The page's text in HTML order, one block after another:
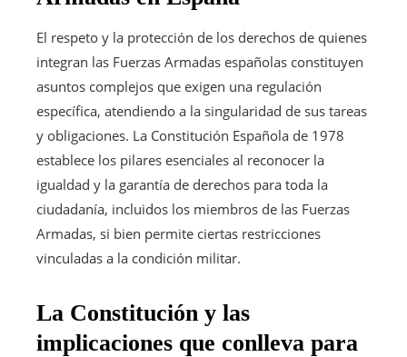
El respeto y la protección de los derechos de quienes
integran las Fuerzas Armadas españolas constituyen
asuntos complejos que exigen una regulación
específica, atendiendo a la singularidad de sus tareas
y obligaciones. La Constitución Española de 1978
establece los pilares esenciales al reconocer la
igualdad y la garantía de derechos para toda la
ciudadanía, incluidos los miembros de las Fuerzas
Armadas, si bien permite ciertas restricciones
vinculadas a la condición militar.
La Constitución y las
implicaciones que conlleva para